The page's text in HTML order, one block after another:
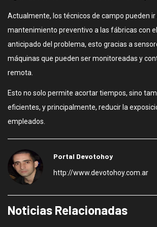
Actualmente, los técnicos de campo pueden ir
mantenimiento preventivo a las fábricas con
anticipado del problema, esto gracias a
máquinas que pueden ser monitoreadas y
remota.
Esto no solo permite acortar tiempos, sino
eficientes, y principalmente, reducir la
empleados.
Portal Devotohoy
http://www.devotohoy.com.ar
Noticias Relacionadas